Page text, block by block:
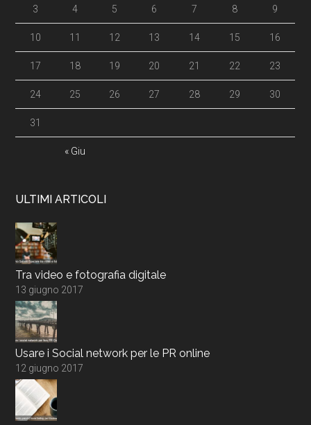
« Giu
3 4 5 6 7 8 9
10 11 12 13 14 15 16
17 18 19 20 21 22 23
24 25 26 27 28 29 30
31
ULTIMI ARTICOLI
Tra video e fotografia digitale
13 giugno 2017
Usare i Social network per le PR online
12 giugno 2017